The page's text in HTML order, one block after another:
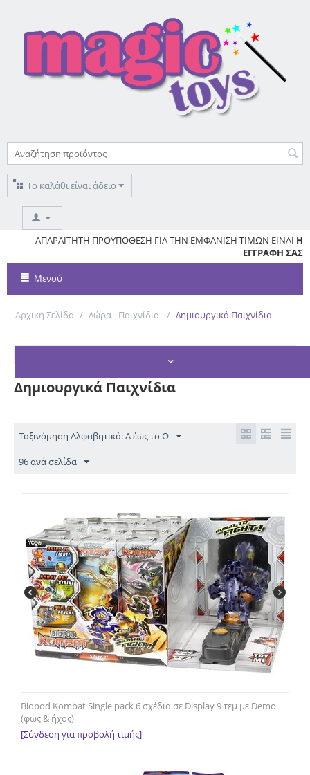
Το καλάθι είναι άδειο
ΑΠΑΡΑΙΤΗΤΗ ΠΡΟΥΠΟΘΕΣΗ ΓΙΑ ΤΗΝ ΕΜΦΑΝΙΣΗ ΤΙΜΩΝ ΕΙΝΑΙ Η
ΕΓΓΡΑΦΗ ΣΑΣ
ΚΑΘΕ ΑΙΤΗΣΗ ΓΙΑ ΕΓΓΡΑΦΗΑΠΑΙΤΕΙ ΕΓΓΡΙΣΗΑΠΟ ΤΟMAGICTOYS
Μενού
Αρχική Σελίδα / Δώρα - Παιχνίδια / Δημιουργικά Παιχνίδια
Δημιουργικά Παιχνίδια
Ταξινόμηση Αλφαβητικά: Α έως το Ω
96 ανά σελίδα
Biopod Kombat Single pack 6 σχέδια σε Display 9 τεμ με Demo
(φως & ήχος)
[Σύνδεση για προβολή τιμής]